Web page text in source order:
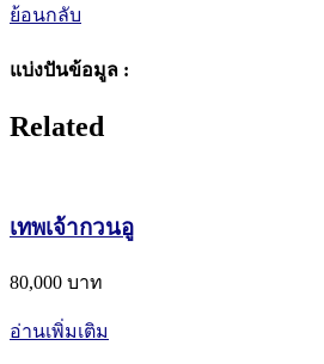
ย้อนกลับ
แบ่งปันข้อมูล :
Related
เทพเจ้ากวนอู
80,000 บาท
อ่านเพิ่มเติม